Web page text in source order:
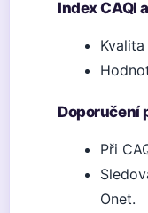
Index CAQI
Doporučení
Při
Onet.